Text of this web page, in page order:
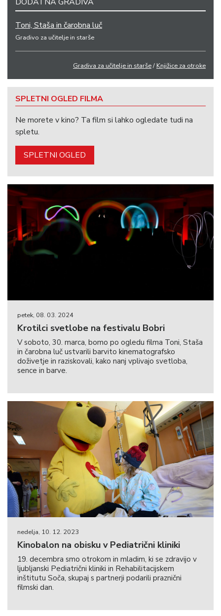
Toni, Staša in čarobna luč
Gradivo za učitelje in starše
Gradiva za učitelje in starše/ Knjižice za otroke
SPLETNI OGLED FILMA
Ne morete v kino? Ta film si lahko ogledate tudi na
spletu.
SPLETNI OGLED
petek, 08. 03. 2024
Krotilci svetlobe na festivalu Bobri
V soboto, 30. marca, bomo po ogledu filma Toni, Staša
in čarobna luč ustvarili barvito kinematografsko
doživetje in raziskovali, kako nanj vplivajo svetloba,
sence in barve.
nedelja, 10. 12. 2023
Kinobalon na obisku v Pediatrični kliniki
19. decembra smo otrokom in mladim, ki se zdravijo v
ljubljanski Pediatrični kliniki in Rehabilitacijskem
inštitutu Soča, skupaj s partnerji podarili praznični
filmski dan.